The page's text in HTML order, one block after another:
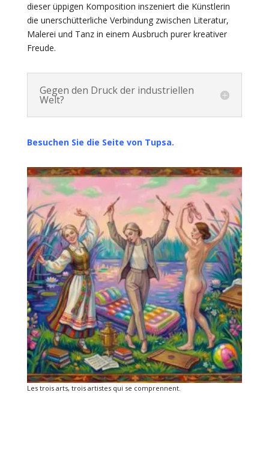
dieser üppigen Komposition inszeniert die Künstlerin
die unerschütterliche Verbindung zwischen Literatur,
Malerei und Tanz in einem Ausbruch purer kreativer
Freude.
Gegen den Druck der industriellen
Welt?
Besuchen Sie die Seite von Tupsa.
Les trois arts, trois artistes qui se comprennent.